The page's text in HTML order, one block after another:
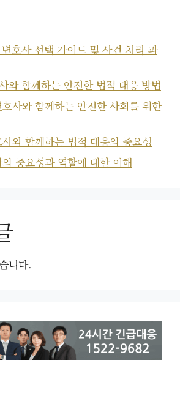
호사 선택 가이드 및 사건 처리 과
와 함께하는 안전한 법적 대응 방법
사와 함께하는 안전한 사회를 위한
와 함께하는 법적 대응의 중요성
중요성과 역할에 대한 이해
니다.